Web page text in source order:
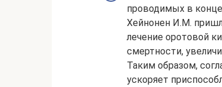
проводимых в
Хейнонен И.М.
лечение оротовой
смертности,
Таким образом,
ускоряет